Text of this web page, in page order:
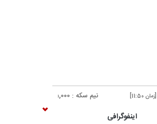
نیم سکه : 95,000 [زمان 11:50]
اینفوگرافی